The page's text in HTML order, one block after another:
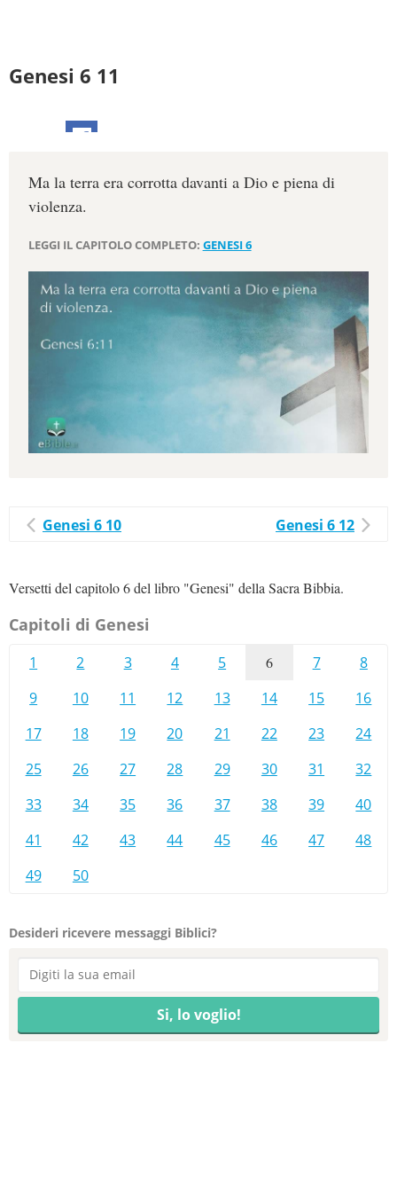
Genesi 6 11
Ma la terra era corrotta davanti a Dio e piena di
violenza.
LEGGI IL CAPITOLO COMPLETO: GENESI 6
Genesi 6 10 Genesi 6 12
Versetti del capitolo 6 del libro "Genesi" della Sacra Bibbia.
Capitoli di Genesi
1 2 3 4 5 6 7
8
9
10 11 12 13 14 15
16
17
18 19 20 21 22 23
24
25
26 27 28 29 30 31
32
33
34 35 36 37 38 39
40
41
42 43 44 45 46 47
48
49
50
Desideri ricevere messaggi Biblici?